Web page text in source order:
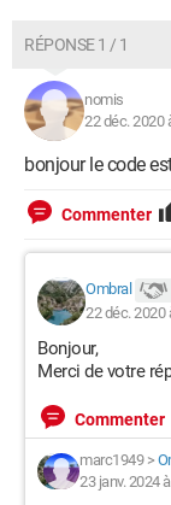
RÉPONSE 1 / 1
nomis
22 déc. 2020
bonjour le code
Commenter
Ombral
22 déc. 2020
Bonjour,
Merci de votre
Commenter
marc1949>
23 janv. 2024